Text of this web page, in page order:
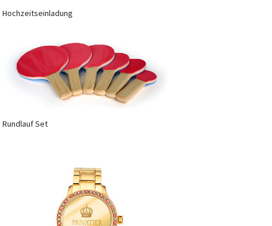
Hochzeitseinladung
Rundlauf Set